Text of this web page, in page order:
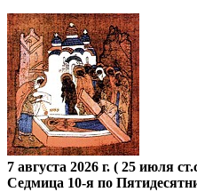
7 августа 2026 г. ( 25 июля
Седмица 10-я по